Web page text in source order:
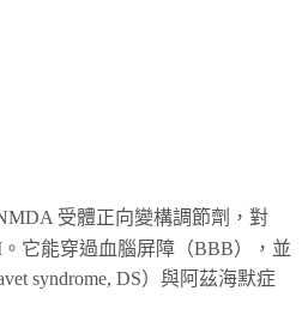
受體正向變構調節劑，對
它能穿過血腦屏障（BBB），並
syndrome, DS）與阿茲海默症